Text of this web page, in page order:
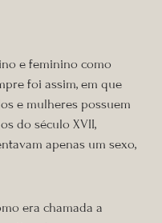
e feminino como
foi assim, em que
e mulheres possuem
do século XVII,
apenas um sexo,
era chamada a